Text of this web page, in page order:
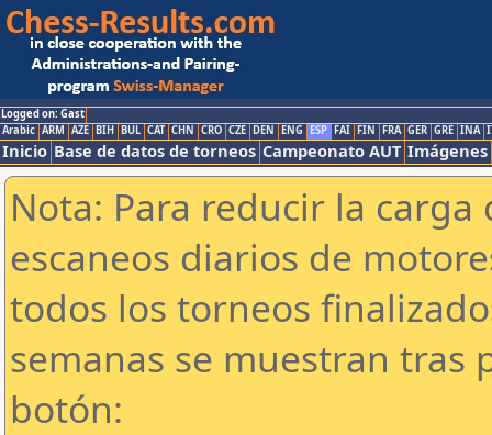
Logged on: Gast
Arabic ARM AZE BIH BUL CAT CHN CRO CZE DEN ENG ESP FAI FIN FRA GER GRE INA
Inicio Base de datos de torneos Campeonato AUT Imágenes
Nota: Para reducir la
escaneos diarios de
todos los torneos
semanas se muestran tras
botón: